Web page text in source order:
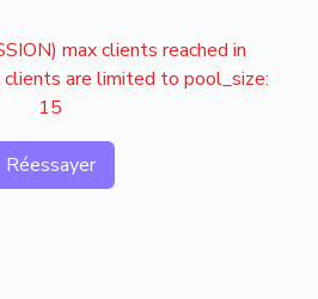
max clients reached in
are limited to pool_size:
15
Réessayer